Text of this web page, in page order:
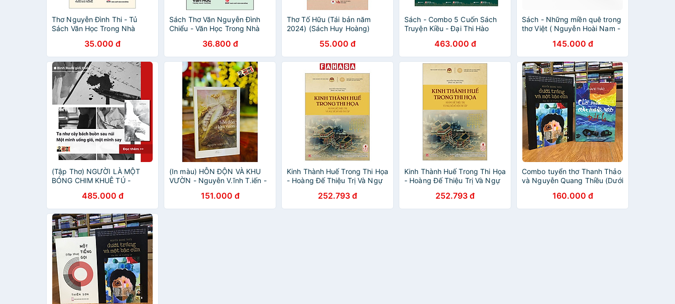
Thơ Nguyễn Đình Thi - Tủ
Sách Văn Học Trong Nhà
35.000 đ
Sách Thơ Văn Nguyễn Đình
Chiểu - Văn Học Trong Nhà
36.800 đ
Thơ Tố Hữu (Tái bản năm
2024) (Sách Huy Hoàng)
55.000 đ
Sách - Combo 5 Cuốn Sách
Truyện Kiều - Đại Thi Hào
463.000 đ
Sách - Những miền quê trong
thơ Việt ( Nguyễn Hoài Nam -
145.000 đ
(Tập Thơ) NGƯỜI LÀ MỘT
BÓNG CHIM KHUÊ TÚ -
Hưng Books485.000 đ
(In màu) HỖN ĐỘN VÀ KHU
VƯỜN - Nguyễn V.ĩnh T.iến -
151.000 đ
Kinh Thành Huế Trong Thi Họa
- Hoàng Đế Thiệu Trị Và Ngự
252.793 đ
Kinh Thành Huế Trong Thi Họa
- Hoàng Đế Thiệu Trị Và Ngự
252.793 đ
Combo tuyển thơ Thanh Thảo
và Nguyễn Quang Thiều (Dưới
Mãi Cơn Mưa Rào Rất Lạ)
160.000 đ